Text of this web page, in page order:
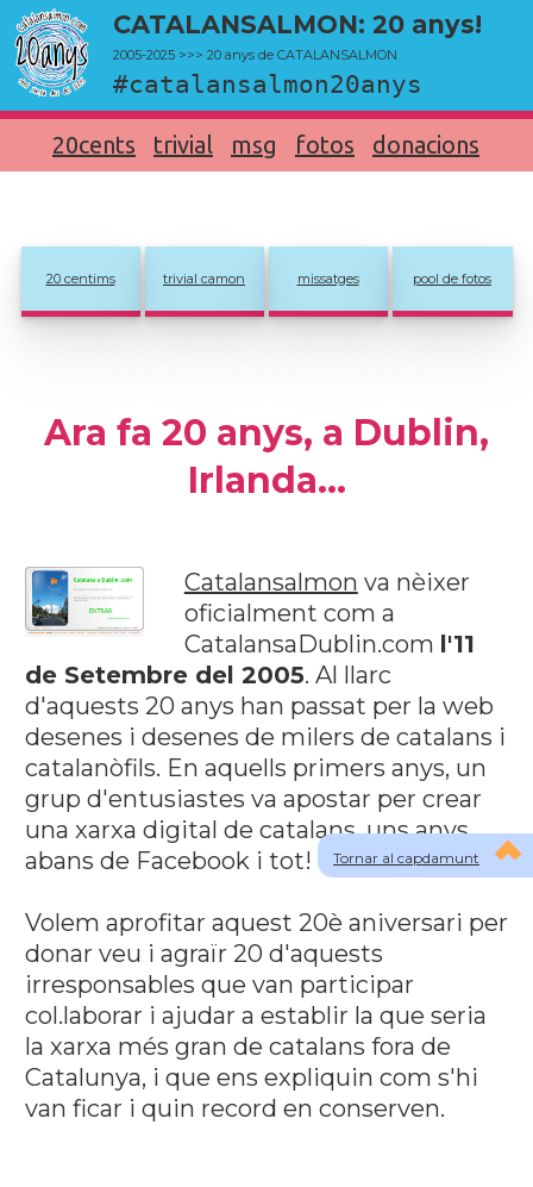
CATALANSALMON: 20 anys!
2005-2025 >>> 20 anys de CATALANSALMON
#catalansalmon20anys
20cents trivial msg fotos donacions
Tornar al capdamunt
20 centims trivial camon missatges pool de fotos
Ara fa 20 anys, a Dublin,
Irlanda...
Catalansalmon va nèixer
oficialment com a
CatalansaDublin.com l'11
de Setembre del 2005. Al llarc
d'aquests 20 anys han passat per la web
desenes i desenes de milers de catalans i
catalanòfils. En aquells primers anys, un
grup d'entusiastes va apostar per crear
una xarxa digital de catalans, uns anys
abans de Facebook i tot!
Volem aprofitar aquest 20è aniversari per
donar veu i agraïr 20 d'aquests
irresponsables que van participar
col.laborar i ajudar a establir la que seria
la xarxa més gran de catalans fora de
Catalunya, i que ens expliquin com s'hi
van ficar i quin record en conserven.